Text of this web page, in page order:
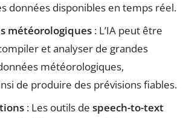
données disponibles en temps réel.
météorologiques : L’IA peut être
et analyser de grandes
météorologiques,
de produire des prévisions fiables.
: Les outils de speech-to-text